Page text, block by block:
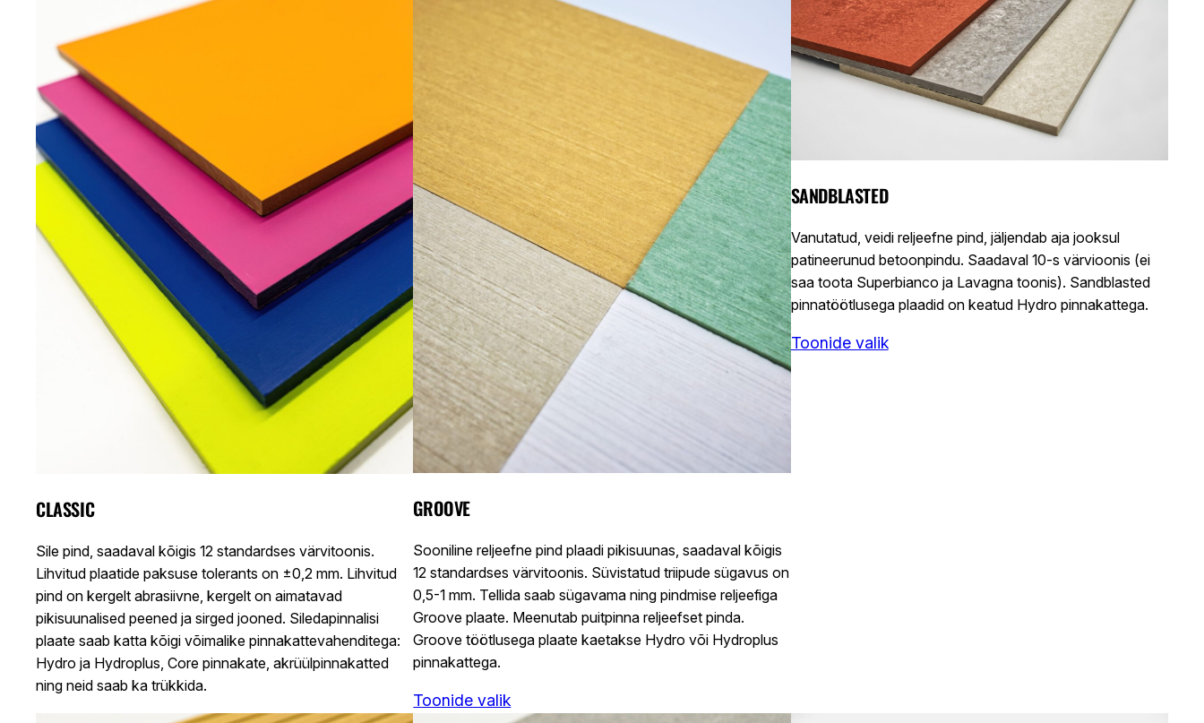
CLASSIC
Sile pind, saadaval kõigis 12 standardses värvitoonis.
Lihvitud plaatide paksuse tolerants on ±0,2 mm. Lihvitud
pind on kergelt abrasiivne, kergelt on aimatavad
pikisuunalised peened ja sirged jooned. Siledapinnalisi
plaate saab katta kõigi võimalike pinnakattevahenditega:
Hydro ja Hydroplus, Core pinnakate, akrüülpinnakatted
ning neid saab ka trükkida.
GROOVE
Sooniline reljeefne pind plaadi pikisuunas, saadaval kõigis
12 standardses värvitoonis. Süvistatud triipude sügavus on
0,5-1 mm. Tellida saab sügavama ning pindmise reljeefiga
Groove plaate. Meenutab puitpinna reljeefset pinda.
Groove töötlusega plaate kaetakse Hydro või Hydroplus
pinnakattega.
Toonide valik
SANDBLASTED
Vanutatud, veidi reljeefne pind, jäljendab aja jooksul
patineerunud betoonpindu. Saadaval 10-s värvioonis (ei
saa toota Superbianco ja Lavagna toonis). Sandblasted
pinnatöötlusega plaadid on keatud Hydro pinnakattega.
Toonide valik